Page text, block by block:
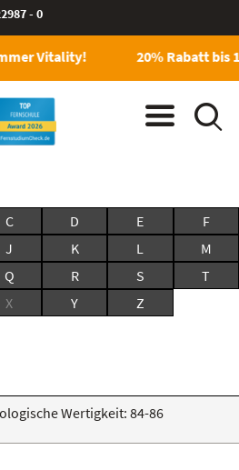
- 0
Vitality! 20% Rabatt bis
C D E
F
J K L
M
Q R S
T
X Y Z
Wertigkeit: 84-86